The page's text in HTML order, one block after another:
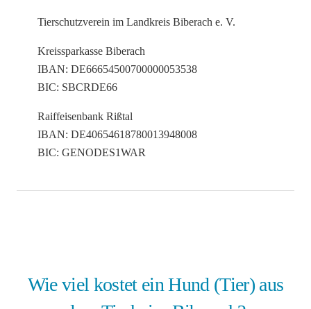
Tierschutzverein im Landkreis Biberach e. V.
Kreissparkasse Biberach
IBAN: DE66654500700000053538
BIC: SBCRDE66
Raiffeisenbank Rißtal
IBAN: DE40654618780013948008
BIC: GENODES1WAR
Wie viel kostet ein Hund (Tier) aus